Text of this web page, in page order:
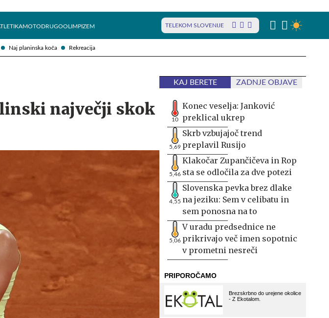
Naj planinska koča Rekreacija
MOTODRUGOOLIMPIZEM TELEKOM SLOVENIJE
največji skok
KAJ BERETE ZADNJE OBJAVE
10
Konec veselja: Janković
preklical ukrep
5,69
Skrb vzbujajoč trend
preplavil Rusijo
5,46
Klakočar Zupančičeva in Rop
sta se odločila za dve potezi
4,55
Slovenska pevka brez dlake
na jeziku: Sem v celibatu in
sem ponosna na to
5,06
V uradu predsednice ne
prikrivajo več imen sopotnic
v prometni nesreči